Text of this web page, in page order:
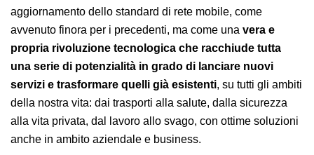
aggiornamento dello standard di rete mobile, come
avvenuto finora per i precedenti, ma come una vera e
propria rivoluzione tecnologica che racchiude tutta
una serie di potenzialità in grado di lanciare nuovi
servizi e trasformare quelli già esistenti, su tutti gli ambiti
della nostra vita: dai trasporti alla salute, dalla sicurezza
alla vita privata, dal lavoro allo svago, con ottime soluzioni
anche in ambito aziendale e business.